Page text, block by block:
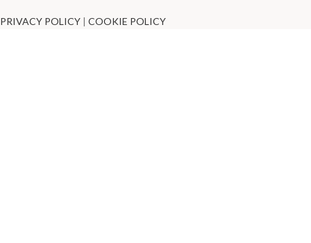
PRIVACY POLICY | COOKIE POLICY